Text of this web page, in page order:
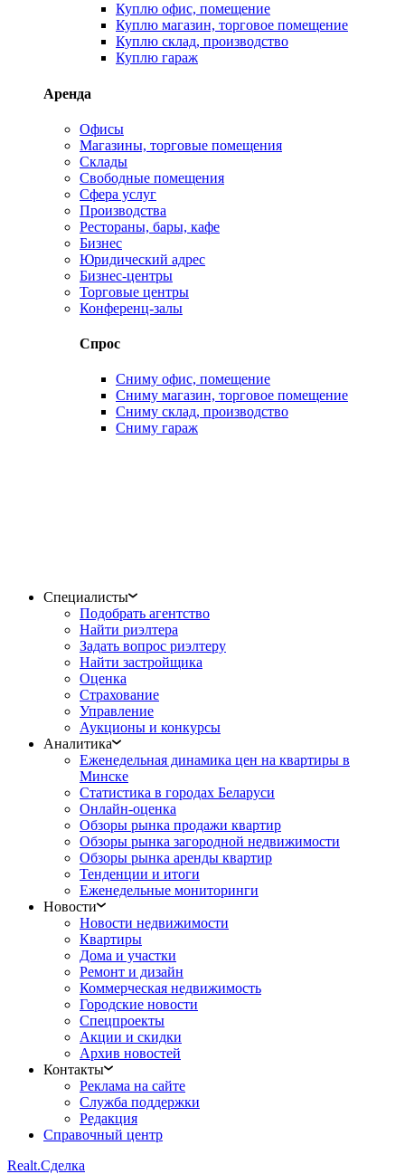
Куплю офис, помещение
Куплю магазин, торговое помещение
Куплю склад, производство
Куплю гараж
Аренда
Офисы
Магазины, торговые помещения
Склады
Свободные помещения
Сфера услуг
Производства
Рестораны, бары, кафе
Бизнес
Юридический адрес
Бизнес-центры
Торговые центры
Конференц-залы
Спрос
Сниму офис, помещение
Сниму магазин, торговое помещение
Сниму склад, производство
Сниму гараж
Специалисты
Подобрать агентство
Найти риэлтера
Задать вопрос риэлтеру
Найти застройщика
Оценка
Страхование
Управление
Аукционы и конкурсы
Аналитика
Еженедельная динамика цен на квартиры в
Минске
Статистика в городах Беларуси
Онлайн-оценка
Обзоры рынка продажи квартир
Обзоры рынка загородной недвижимости
Обзоры рынка аренды квартир
Тенденции и итоги
Еженедельные мониторинги
Новости
Новости недвижимости
Квартиры
Дома и участки
Ремонт и дизайн
Коммерческая недвижимость
Городские новости
Спецпроекты
Акции и скидки
Архив новостей
Контакты
Реклама на сайте
Служба поддержки
Редакция
Справочный центр
Realt.Сделка